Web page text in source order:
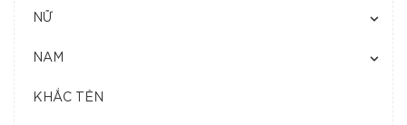
NỮ
NAM
KHẮC TÊN